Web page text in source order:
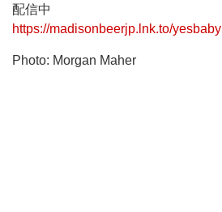
配信中
https://madisonbeerjp.lnk.to/yesbaby
Photo: Morgan Maher